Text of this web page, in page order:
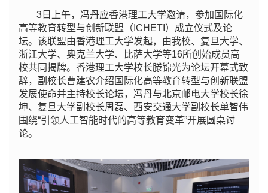
3日上午，冯丹应香港理工大学邀请，参加国际化
高等教育转型与创新联盟（ICHETI）成立仪式及论
坛。该联盟由香港理工大学发起，由我校、复旦大学、
浙江大学、奥克兰大学、比萨大学等16所创始成员高
校共同揭牌。香港理工大学校长滕锦光为论坛开幕式致
辞，副校长曹建农介绍国际化高等教育转型与创新联盟
发展使命并主持校长论坛，冯丹与北京邮电大学校长徐
坤、复旦大学副校长周磊、西安交通大学副校长单智伟
围绕“引领人工智能时代的高等教育变革”开展圆桌讨
论。